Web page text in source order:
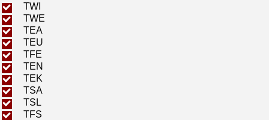
TWI
TWE
TEA
TEU
TFE
TEN
TEK
TSA
TSL
TFS